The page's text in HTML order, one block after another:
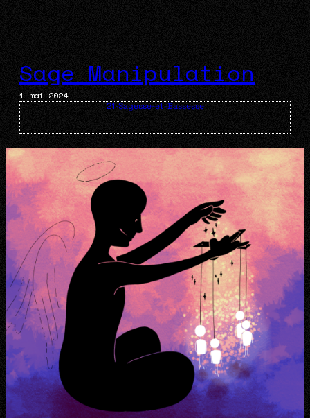
Sage Manipulation
1 mai 2024
21-Sagesse-et-Bassesse